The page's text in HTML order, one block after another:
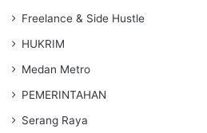
Freelance & Side Hustle
HUKRIM
Medan Metro
PEMERINTAHAN
Serang Raya